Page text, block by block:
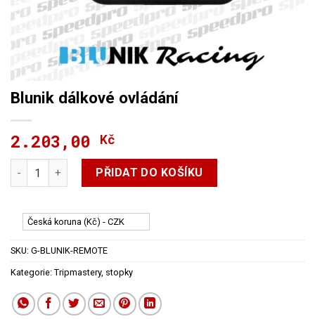
Blunik dálkové ovládání
2.203,00 Kč
Blunik dálkové ovládání množství
PŘIDAT DO KOŠÍKU
Česká koruna (Kč) - CZK
SKU: G-BLUNIK-REMOTE
Kategorie: Tripmastery, stopky